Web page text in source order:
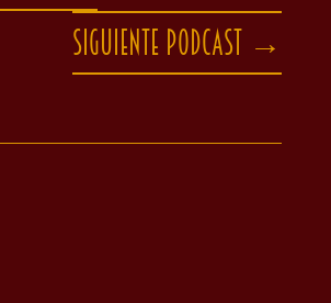
Siguiente podcast →